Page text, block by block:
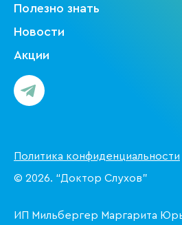
Полезно знать
Новости
Акции
Политика конфиденциальности
© 2026. “Доктор Слухов”
ИП Мильбергер Маргарита